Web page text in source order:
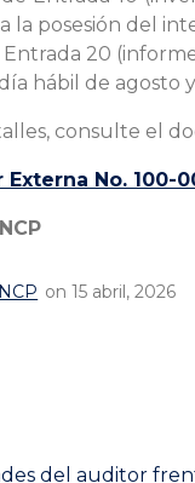
la posesión del
20
hábil de agosto
consulte el
Externa No. 100-
on 15 abril, 2026
del auditor